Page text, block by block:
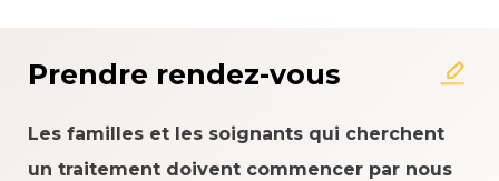
Prendre rendez-vous
Les familles et les soignants qui cherchent
un traitement doivent commencer par nous